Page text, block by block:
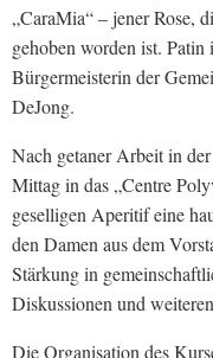
„CaraMia“ – jener Rose,
gehoben worden ist.
Bürgermeisterin der
DeJong.
Nach getaner Arbeit in
Mittag in das „Centre
geselligen Aperitif eine
den Damen aus dem
Stärkung in
Diskussionen und
Die Organisation des